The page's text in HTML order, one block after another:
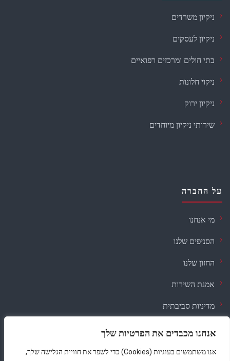
אנחנו מכבדים את הפרטיות שלך
אנו משתמשים בעוגיות (Cookies) כדי לשפר את חוויית הגלישה שלך,
ניקיון משרדים
ניקיון לעסקים
בתי חולים ומרכזים רפואיים
ניקוי חלונות
ניקיון ירוק
שירותי ניקיון מיוחדים
על החברה
מי אנחנו
הסניפים שלנו
החזון שלנו
אמנת השירות
מדיניות סביבתית